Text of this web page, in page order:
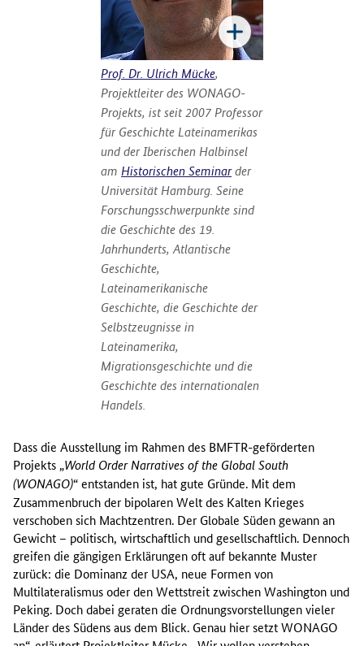
Prof. Dr. Ulrich Mücke,
Projektleiter des WONAGO-
Projekts, ist seit 2007 Professor
für Geschichte Lateinamerikas
und der Iberischen Halbinsel
am Historischen Seminarder
Universität Hamburg. Seine
Forschungsschwerpunkte sind
die Geschichte des 19.
Jahrhunderts, Atlantische
Geschichte,
Lateinamerikanische
Geschichte, die Geschichte der
Selbstzeugnisse in
Lateinamerika,
Migrationsgeschichte und die
Geschichte des internationalen
Handels.
Dass die Ausstellung im Rahmen des BMFTR-geförderten
Projekts „World Order Narratives of the Global South
(WONAGO)“ entstanden ist, hat gute Gründe. Mit dem
Zusammenbruch der bipolaren Welt des Kalten Krieges
verschoben sich Machtzentren. Der Globale Süden gewann an
Gewicht – politisch, wirtschaftlich und gesellschaftlich. Dennoch
greifen die gängigen Erklärungen oft auf bekannte Muster
zurück: die Dominanz der USA, neue Formen von
Multilateralismus oder den Wettstreit zwischen Washington und
Peking. Doch dabei geraten die Ordnungsvorstellungen vieler
Länder des Südens aus dem Blick. Genau hier setzt WONAGO